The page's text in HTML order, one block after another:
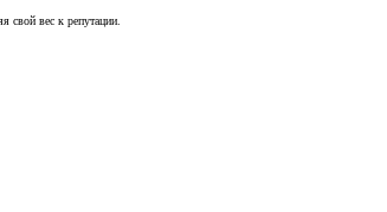
свой вес к репутации.